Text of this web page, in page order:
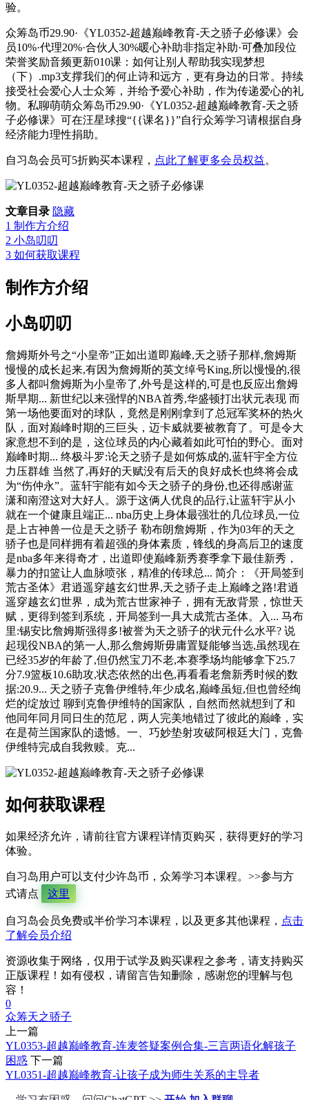
验。
众筹岛币29.90·《YL0352-超越巅峰教育-天之骄子必修课》会
员10%·代理20%·合伙人30%暖心补助非指定补助·可叠加段位
荣誉奖励音频更新010课：如何让别人帮助我实现梦想
（下）.mp3支撑我们的何止诗和远方，更有身边的日常。持续
接受社会爱心人士众筹，并给予爱心补助，作为传递爱心的礼
物。私聊萌萌众筹岛币29.90·《YL0352-超越巅峰教育-天之骄
子必修课》可在汪星球搜“{{课名}}”自行众筹学习请根据自身
经济能力理性捐助。
自习岛会员可5折购买本课程， 点此了解更多会员权益。
文章目录 隐藏
1 制作方介绍
2 小岛叨叨
3 如何获取课程
制作方介绍
小岛叨叨
詹姆斯外号之“小皇帝”正如出道即巅峰,天之骄子那样,詹姆斯
慢慢的成长起来,有因为詹姆斯的英文绰号King,所以慢慢的,很
多人都叫詹姆斯为小皇帝了,外号是这样的,可是也反应出詹姆
斯早期... 新世纪以来强悍的NBA首秀,华盛顿打出状元表现 而
第一场他要面对的球队，竟然是刚刚拿到了总冠军奖杯的热火
队，面对巅峰时期的三巨头，迈卡威就要被教育了。可是令大
家意想不到的是，这位球员的内心藏着如此可怕的野心。面对
巅峰时期... 终极斗罗:论天之骄子是如何炼成的,蓝轩宇全方位
力压群雄 当然了,再好的天赋没有后天的良好成长也终将会成
为“伤仲永”。蓝轩宇能有如今天之骄子的身份,也还得感谢蓝
潇和南澄这对大好人。源于这俩人优良的品行,让蓝轩宇从小
就在一个健康且端正... nba历史上身体最强壮的几位球员,一位
是上古神兽一位是天之骄子 勒布朗詹姆斯，作为03年的天之
骄子也是同样拥有着超强的身体素质，锋线的身高后卫的速度
是nba多年来得奇才，出道即使巅峰新秀赛季拿下最佳新秀，
暴力的扣篮让人血脉喷张，精准的传球总... 简介：《开局签到
荒古圣体》君逍遥穿越玄幻世界,天之骄子走上巅峰之路!君逍
遥穿越玄幻世界，成为荒古世家神子，拥有无敌背景，惊世天
赋，更得到签到系统，开局签到一具大成荒古圣体。入... 马布
里:锡安比詹姆斯强得多!被誉为天之骄子的状元什么水平? 说
起现役NBA的第一人,那么詹姆斯毋庸置疑能够当选,虽然现在
已经35岁的年龄了,但仍然宝刀不老,本赛季场均能够拿下25.7
分7.9篮板10.6助攻,状态依然的出色,再看看老詹新秀时候的数
据:20.9... 天之骄子克鲁伊维特,年少成名,巅峰虽短,但也曾经绚
烂的绽放过 聊到克鲁伊维特的国家队，自然而然就想到了和
他同年同月同日生的范尼，两人完美地错过了彼此的巅峰，实
在是荷兰国家队的遗憾。一、巧妙垫射攻破阿根廷大门，克鲁
伊维特完成自我救赎。克...
如何获取课程
如果经济允许，请前往官方课程详情页购买，获得更好的学习
体验。
自习岛用户可以支付少许岛币，众筹学习本课程。>>参与方
式请点
这里
自习岛会员免费或半价学习本课程，以及更多其他课程， 点击
了解会员介绍
资源收集于网络，仅用于试学及购买课程之参考，请支持购买
正版课程！如有侵权，请留言告知删除，感谢您的理解与包
容！
0
众筹天之骄子
上一篇
YL0353-超越巅峰教育-连麦答疑案例合集-三言两语化解孩子
困惑 下一篇
YL0351-超越巅峰教育-让孩子成为师生关系的主导者